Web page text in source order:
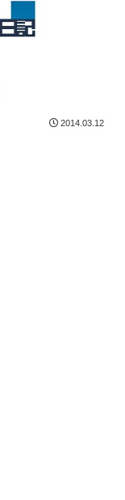
2014.03.12